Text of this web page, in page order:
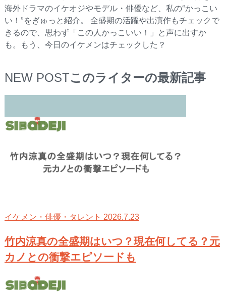
海外ドラマのイケオジやモデル・俳優など、私の“かっこい
い！”をぎゅっと紹介。 全盛期の活躍や出演作もチェックで
きるので、思わず「この人かっこいい！」と声に出すか
も。もう、今日のイケメンはチェックした？
NEW POSTこのライターの最新記事
イケメン・俳優・タレント 2026.7.23
竹内涼真の全盛期はいつ？現在何してる？元
カノとの衝撃エピソードも